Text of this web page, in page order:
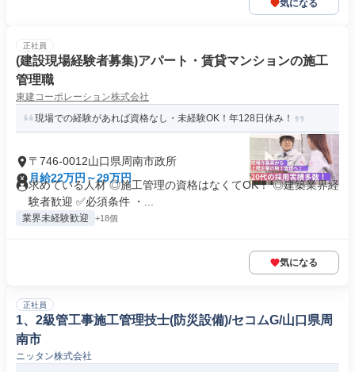
気になる
正社員
(建設現場経験者募集)アパート・賃貸マンションの施工
管理職
東建コーポレーション株式会社
現場での経験があれば資格なし・未経験OK！年128日休み！
〒746-0012山口県周南市政所
月給22万円～29万円
求めている人材 ◎施工管理の資格はなくてOK！ ◎建築業界経
験者歓迎 ✅必須条件 ・...
業界未経験歓迎 +18個
気になる
正社員
1、2級管工事施工管理技士(防災設備)/セコムG/山口県周
南市
ニッタン株式会社